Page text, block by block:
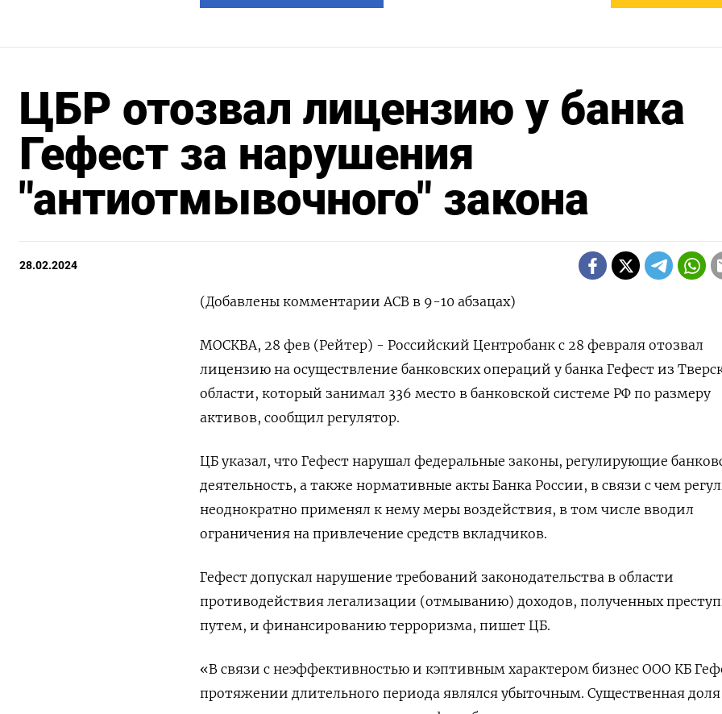
ЦБР отозвал лицензию у банка
Гефест за нарушения
"антиотмывочного" закона
28.02.2024
(Добавлены комментарии АСВ в 9-10 абзацах)
МОСКВА, 28 фев (Рейтер) - Российский Центробанк с 28 февраля отозвал
лицензию на осуществление банковских операций у банка Гефест из
области, который занимал 336 место в банковской системе РФ по размеру
активов, сообщил регулятор.
ЦБ указал, что Гефест нарушал федеральные законы, регулирующие
деятельность, а также нормативные акты Банка России, в связи с чем
неоднократно применял к нему меры воздействия, в том числе вводил
ограничения на привлечение средств вкладчиков.
Гефест допускал нарушение требований законодательства в области
противодействия легализации (отмыванию) доходов, полученных
путем, и финансированию терроризма, пишет ЦБ.
«В связи с неэффективностью и кэптивным характером бизнес ООО КБ
протяжении длительного периода являлся убыточным. Существенная доля